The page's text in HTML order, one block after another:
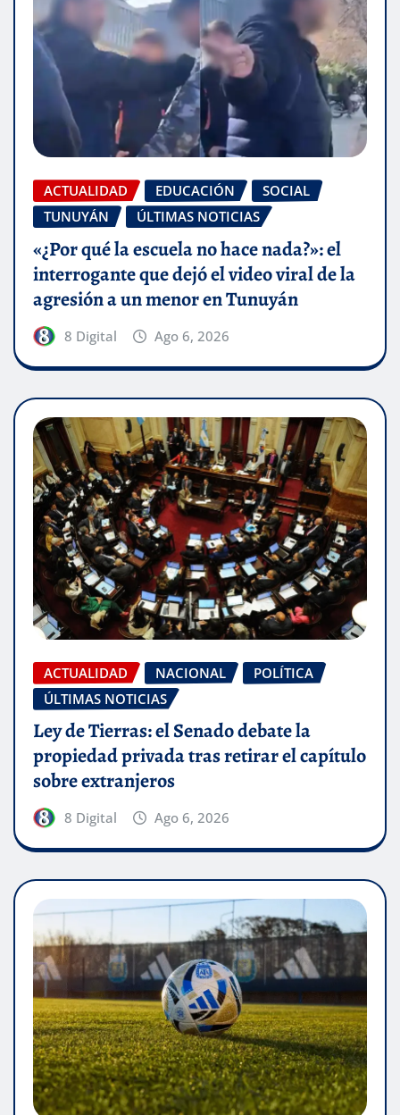
ACTUALIDAD EDUCACIÓN
SOCIAL
TUNUYÁN
ÚLTIMAS NOTICIAS
«¿Por qué la escuela no hace nada?»: el
interrogante que dejó el video viral de la
agresión a un menor en Tunuyán
8 Digital Ago 6, 2026
ACTUALIDAD NACIONAL
POLÍTICA
ÚLTIMAS NOTICIAS
Ley de Tierras: el Senado debate la
propiedad privada tras retirar el capítulo
sobre extranjeros
8 Digital Ago 6, 2026